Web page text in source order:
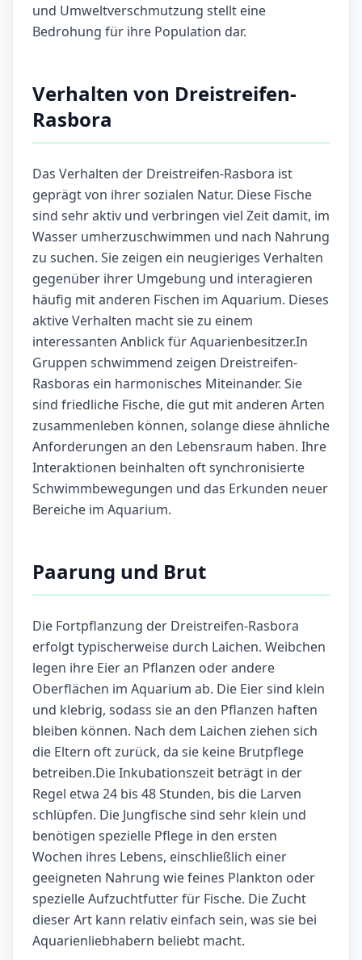
und Umweltverschmutzung stellt eine
Bedrohung für ihre Population dar.
Verhalten von Dreistreifen-
Rasbora
Das Verhalten der Dreistreifen-Rasbora ist
geprägt von ihrer sozialen Natur. Diese Fische
sind sehr aktiv und verbringen viel Zeit damit, im
Wasser umherzuschwimmen und nach Nahrung
zu suchen. Sie zeigen ein neugieriges Verhalten
gegenüber ihrer Umgebung und interagieren
häufig mit anderen Fischen im Aquarium. Dieses
aktive Verhalten macht sie zu einem
interessanten Anblick für Aquarienbesitzer.In
Gruppen schwimmend zeigen Dreistreifen-
Rasboras ein harmonisches Miteinander. Sie
sind friedliche Fische, die gut mit anderen Arten
zusammenleben können, solange diese ähnliche
Anforderungen an den Lebensraum haben. Ihre
Interaktionen beinhalten oft synchronisierte
Schwimmbewegungen und das Erkunden neuer
Bereiche im Aquarium.
Paarung und Brut
Die Fortpflanzung der Dreistreifen-Rasbora
erfolgt typischerweise durch Laichen. Weibchen
legen ihre Eier an Pflanzen oder andere
Oberflächen im Aquarium ab. Die Eier sind klein
und klebrig, sodass sie an den Pflanzen haften
bleiben können. Nach dem Laichen ziehen sich
die Eltern oft zurück, da sie keine Brutpflege
betreiben.Die Inkubationszeit beträgt in der
Regel etwa 24 bis 48 Stunden, bis die Larven
schlüpfen. Die Jungfische sind sehr klein und
benötigen spezielle Pflege in den ersten
Wochen ihres Lebens, einschließlich einer
geeigneten Nahrung wie feines Plankton oder
spezielle Aufzuchtfutter für Fische. Die Zucht
dieser Art kann relativ einfach sein, was sie bei
Aquarienliebhabern beliebt macht.